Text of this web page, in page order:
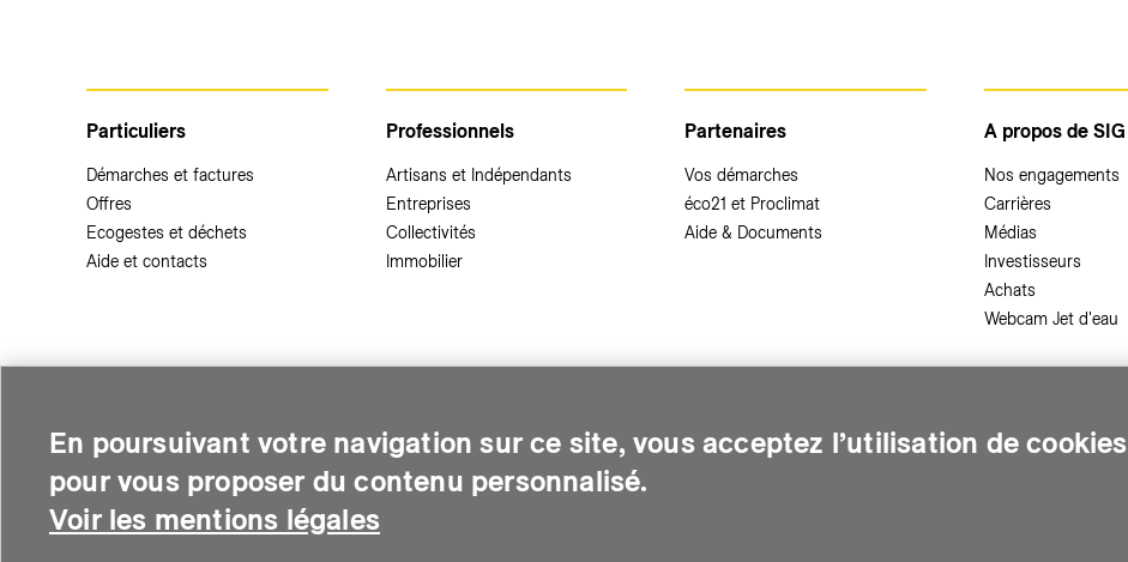
En poursuivant votre navigation sur ce site, vous acceptez l’utilisation de cookies
pour vous proposer du contenu personnalisé.
Voir les mentions légales
Particuliers
Démarches et factures
Offres
Ecogestes et déchets
Aide et contacts
Professionnels
Artisans et Indépendants
Entreprises
Collectivités
Immobilier
Partenaires
Vos démarches
éco21 et Proclimat
Aide & Documents
A propos de SIG
Nos engagements
Carrières
Médias
Investisseurs
Achats
Webcam Jet d'eau
Ce site a un faible impact environnemental, en savoir plus